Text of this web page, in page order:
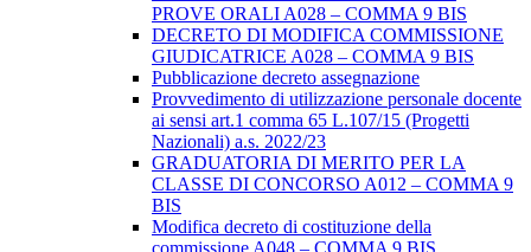
PROVE ORALI A028 – COMMA 9 BIS
DECRETO DI MODIFICA COMMISSIONE
GIUDICATRICE A028 – COMMA 9 BIS
Pubblicazione decreto assegnazione
Provvedimento di utilizzazione personale docente
ai sensi art.1 comma 65 L.107/15 (Progetti
Nazionali) a.s. 2022/23
GRADUATORIA DI MERITO PER LA
CLASSE DI CONCORSO A012 – COMMA 9
BIS
Modifica decreto di costituzione della